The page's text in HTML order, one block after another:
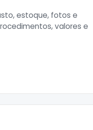
estoque, fotos e
valores e